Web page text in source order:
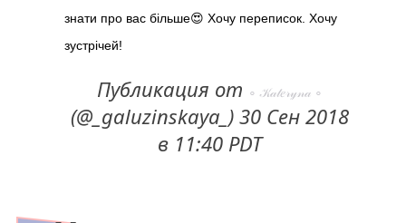
знати про вас більше😍 Хочу переписок. Хочу
зустрічей!
Публикация от ∘ 𝒦𝒶𝓉𝑒𝓇𝓎𝓃𝒶 ∘
(@_galuzinskaya_) 30 Сен 2018
в 11:40 PDT